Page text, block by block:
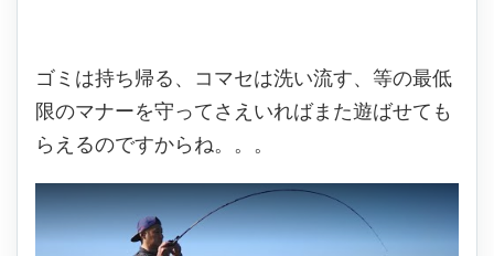
ゴミは持ち帰る、コマセは洗い流す、等の最低
限のマナーを守ってさえいればまた遊ばせても
らえるのですからね。。。